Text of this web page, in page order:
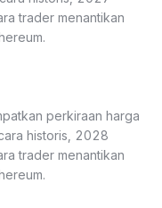
trader menantikan
perkiraan harga
historis, 2028
trader menantikan